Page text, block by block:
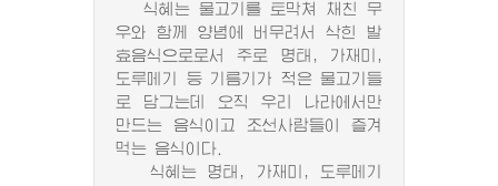
식혜는 물고기를 토막쳐 채친 무
우와 함께 양념에 버무려서 삭힌 발
효음식으로로서 주로 명태, 가재미,
도루메기 등 기름기가 적은 물고기들
로 담그는데 오직 우리 나라에서만
만드는 음식이고 조선사람들이 즐겨
먹는 음식이다.
식혜는 명태, 가재미, 도루메기